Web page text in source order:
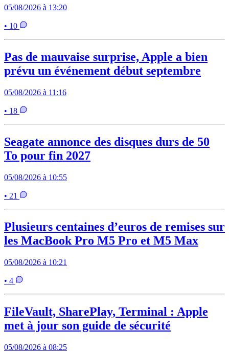
05/08/2026 à 13:20
• 10
Pas de mauvaise surprise, Apple a bien
prévu un événement début septembre
05/08/2026 à 11:16
• 18
Seagate annonce des disques durs de 50
To pour fin 2027
05/08/2026 à 10:55
• 21
Plusieurs centaines d’euros de remises sur
les MacBook Pro M5 Pro et M5 Max
05/08/2026 à 10:21
• 4
FileVault, SharePlay, Terminal : Apple
met à jour son guide de sécurité
05/08/2026 à 08:25